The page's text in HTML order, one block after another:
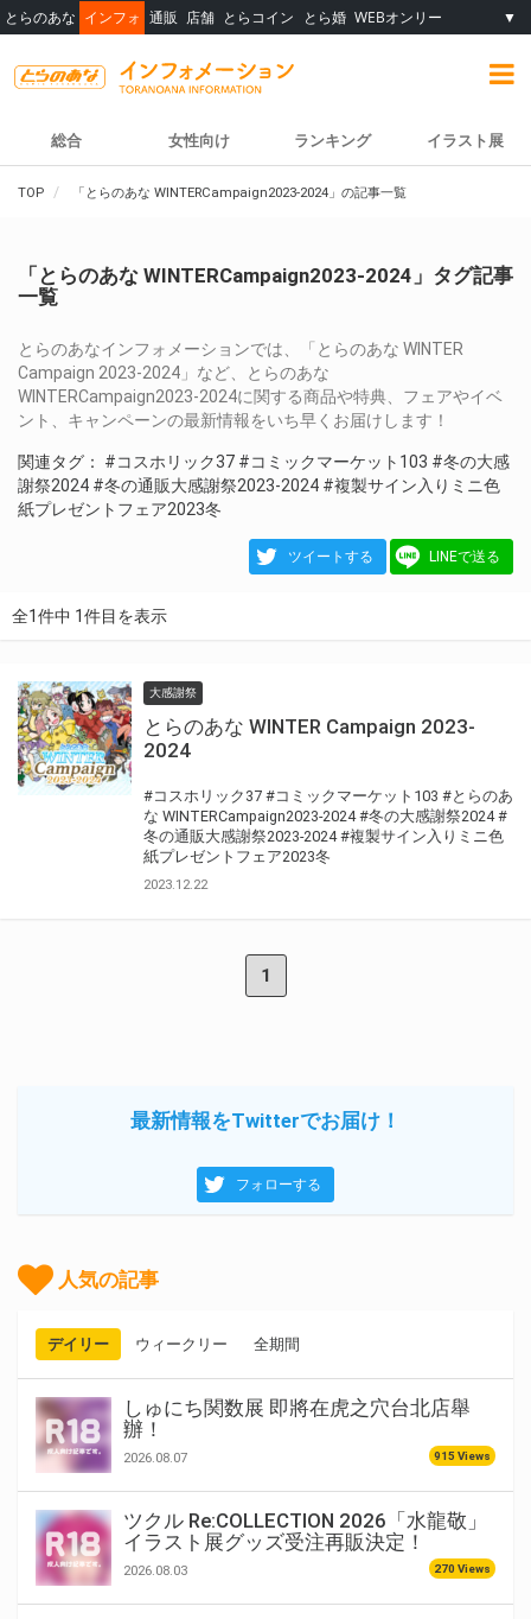
とらのあな インフォ 通販 店舗 とらコイン とら婚 WEBオンリー ▼
総合 女性向け ランキング イラスト展
TOP 「とらのあな WINTERCampaign2023-2024」の記事一覧
「とらのあな WINTERCampaign2023-2024」タグ記事
一覧
とらのあなインフォメーションでは、「とらのあな WINTER
Campaign 2023-2024」など、とらのあな
WINTERCampaign2023-2024に関する商品や特典、フェアやイベ
ント、キャンペーンの最新情報をいち早くお届けします！
関連タグ： #コスホリック37 #コミックマーケット103 #冬の大感
謝祭2024 #冬の通販大感謝祭2023-2024 #複製サイン入りミニ色
紙プレゼントフェア2023冬
ツイートする LINEで送る
全1件中 1件目を表示
大感謝祭
とらのあな WINTER Campaign 2023-
2024
#コスホリック37 #コミックマーケット103 #とらのあ
な WINTERCampaign2023-2024 #冬の大感謝祭2024 #
冬の通販大感謝祭2023-2024 #複製サイン入りミニ色
紙プレゼントフェア2023冬
2023.12.22
1
最新情報をTwitterでお届け！
フォローする
人気の記事
デイリー ウィークリー 全期間
しゅにち関数展 即將在虎之穴台北店舉
辦！
2026.08.07 915 Views
ツクル Re:COLLECTION 2026「水龍敬」
イラスト展グッズ受注再販決定！
2026.08.03 270 Views